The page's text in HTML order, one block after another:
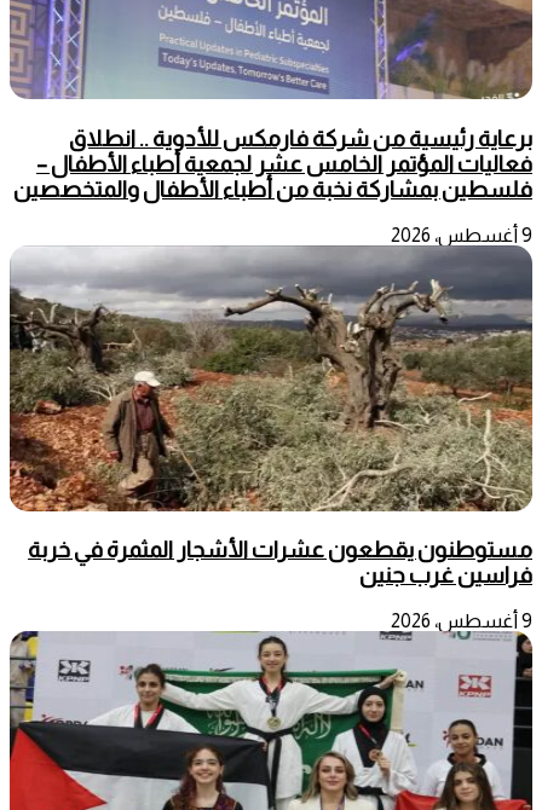
برعاية رئيسية من شركة فارمكس للأدوية .. انطلاق
فعاليات المؤتمر الخامس عشر لجمعية أطباء الأطفال –
فلسطين بمشاركة نخبة من أطباء الأطفال والمتخصصين
9 أغسطس، 2026
مستوطنون يقطعون عشرات الأشجار المثمرة في خربة
فراسين غرب جنين
9 أغسطس، 2026